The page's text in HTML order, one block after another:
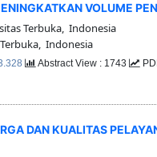
VOLUME
Terbuka, Indonesia
Indonesia
Abstract View : 1743
DAN KUALITAS